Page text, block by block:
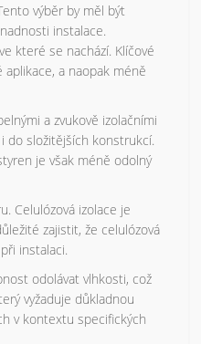
výběr by měl být
instalace.
které se nachází. Klíčové
a naopak méně
a zvukově izolačními
do složitějších konstrukcí.
je však méně odolný
Celulózová izolace je
zajistit, že celulózová
instalaci.
odolávat vlhkosti, což
vyžaduje důkladnou
v kontextu specifických